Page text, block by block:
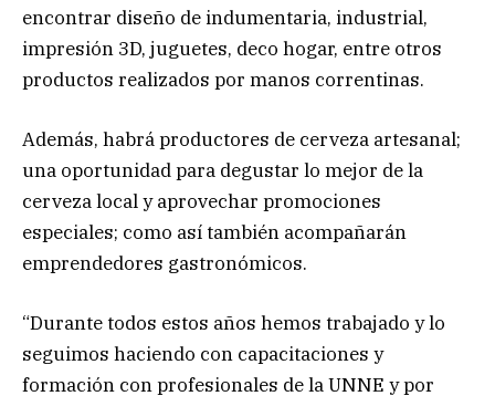
encontrar diseño de indumentaria, industrial,
impresión 3D, juguetes, deco hogar, entre otros
productos realizados por manos correntinas.
Además, habrá productores de cerveza artesanal;
una oportunidad para degustar lo mejor de la
cerveza local y aprovechar promociones
especiales; como así también acompañarán
emprendedores gastronómicos.
“Durante todos estos años hemos trabajado y lo
seguimos haciendo con capacitaciones y
formación con profesionales de la UNNE y por